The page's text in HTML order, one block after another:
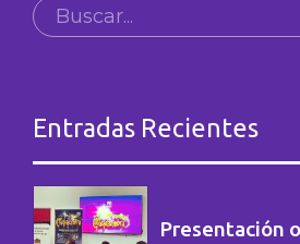
Entradas Recientes
Presentación